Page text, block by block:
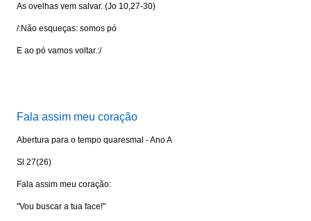
As ovelhas vem salvar. (Jo 10,27-30)
/:Não esqueças: somos pó
E ao pó vamos voltar.:/
Fala assim meu coração
Abertura para o tempo quaresmal - Ano A
Sl 27(26)
Fala assim meu coração:
"Vou buscar a tua face!"